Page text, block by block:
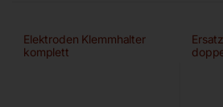
Elektroden Klemmhalter
komplett